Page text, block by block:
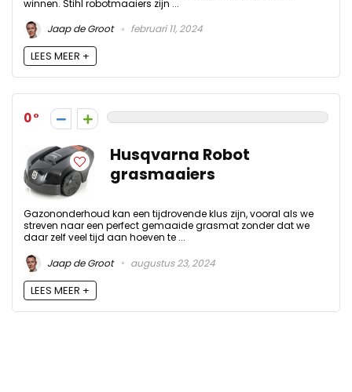
winnen. Stihl robotmaaiers zijn ...
Jaap de Groot
februari 11, 2024
LEES MEER +
0
Husqvarna Robot
grasmaaiers
Gazononderhoud kan een tijdrovende klus zijn, vooral als we
streven naar een perfect gemaaide grasmat zonder dat we
daar zelf veel tijd aan hoeven te ...
Jaap de Groot
augustus 23, 2024
LEES MEER +